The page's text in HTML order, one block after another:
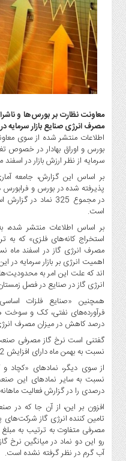
گاز
و
پتروشیمی
صنعت
و
خودرو
استارت
آپ
و
فن
آوری
بانک
،
بیمه
و
ارز
دیجیتال
کشاورزی
و
صنایع
غذایی
سیاسی
و
بین
الملل
نگاه
روز
گوناگون
معاونت نظارت بر بورس‌ها و
مصرف انرژی صنایع بازار سرمایه در اسفندماه
اطلاعات منتشر شده از سوی
سرمایه از نظر ارزش بازار در اسفند ماه سال
بر اساس این گزارش، جامعه
است.
بر اساس اطلاعات منتشر
مصرف انرژی گاز در اسفند ماه
اهمیت انرژی بر بازار سرمایه
اند که علت این امر به
انرژی گاز در صنایع در فصل
همچنین «صنایع فلزات
درصد کاهش در میزان مصرف
گفتنی است نرخ گاز مصرفی
نسبت به بهمن ماه دارای افزایش 72 درصدی شده است.
از سوی دیگر، نمادهای «کچاد
درصدی را در گزارش فعالیت
افزون بر این، از آن جا که در
تامین کننده انرژی گاز
رو این دو نماد در میانگین نرخ
آب گرم در نظر گرفته نشده است.